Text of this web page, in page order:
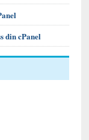
din cPanel